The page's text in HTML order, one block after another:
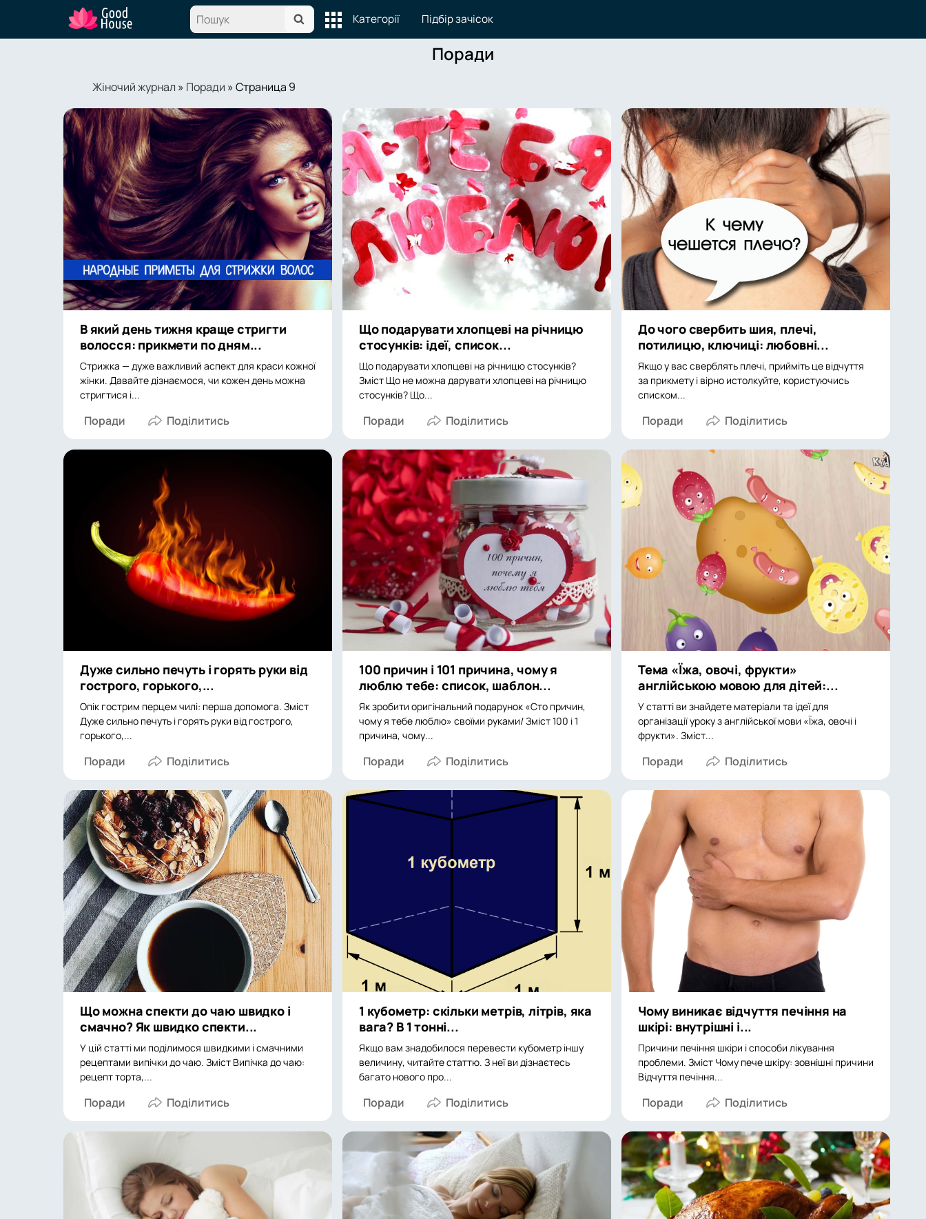
Категорії Підбір зачісок
Поради
Жіночий журнал » Поради » Страница 9
В який день тижня краще стригти
волосся: прикмети по дням...
Стрижка — дуже важливий аспект для краси кожної
жінки. Давайте дізнаємося, чи кожен день можна
стригтися і...
Поради
Дуже сильно печуть і горять руки від
гострого, горького,...
Опік гострим перцем чилі: перша допомога. Зміст
Дуже сильно печуть і горять руки від гострого,
горького,...
Поради
Що можна спекти до чаю швидко і
смачно? Як швидко спекти...
У цій статті ми поділимося швидкими і смачними
рецептами випічки до чаю. Зміст Випічка до чаю:
рецепт торта,...
Поради
Що подарувати хлопцеві на річницю
стосунків: ідеї, список...
Що подарувати хлопцеві на річницю стосунків?
Зміст Що не можна дарувати хлопцеві на річницю
стосунків? Що...
Поради
100 причин і 101 причина, чому я
люблю тебе: список, шаблон...
Як зробити оригінальний подарунок «Сто причин,
чому я тебе люблю» своїми руками/ Зміст 100 і 1
причина, чому...
Поради
1 кубометр: скільки метрів, літрів, яка
вага? В 1 тонні...
Якщо вам знадобилося перевести кубометр іншу
величину, читайте статтю. З неї ви дізнаєтесь
багато нового про...
Поради
До чого свербить шия, плечі,
потилицю, ключиці: любовні...
Якщо у вас сверблять плечі, прийміть це відчуття
за прикмету і вірно истолкуйте, користуючись
списком...
Поради
Тема «Їжа, овочі, фрукти»
англійською мовою для дітей:...
У статті ви знайдете матеріали та ідеї для
організації уроку з англійської мови «Їжа, овочі і
фрукти». Зміст...
Поради
Чому виникає відчуття печіння на
шкірі: внутрішні і...
Причини печіння шкіри і способи лікування
проблеми. Зміст Чому пече шкіру: зовнішні причини
Відчуття печіння...
Поради